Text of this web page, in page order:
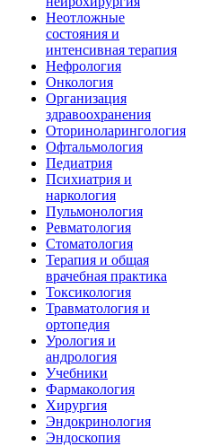
Неотложные
состояния и
интенсивная терапия
Нефрология
Онкология
Организация
здравоохранения
Оториноларингология
Офтальмология
Педиатрия
Психиатрия и
наркология
Пульмонология
Ревматология
Стоматология
Терапия и общая
врачебная практика
Токсикология
Травматология и
ортопедия
Урология и
андрология
Учебники
Фармакология
Хирургия
Эндокринология
Эндоскопия